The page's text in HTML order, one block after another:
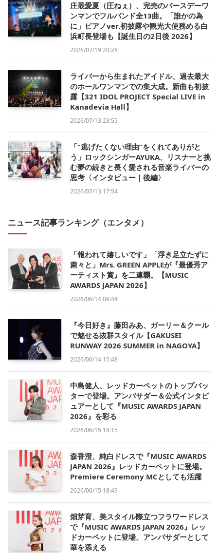
庄最愛夏（圧ねぇ）、完売のバースデーワ
ンマンでフルバンド全13曲。「誰かの為
に」ピアノver.初披露や観光大使務める白
浜町長登場も【誕生日の2日後 2026】
2026/07/19 20:28
ライバーから生まれたアイドル、過去最大
のホールワンマンでの集大成。新曲も初披
露【321 IDOL PROJECT Special LIVE in
Kanadevia Hall】
2026/07/13 23:55
「“逃げたくない理由”をくれてありがと
う」ロックシンガーAYUKA、リスナーと挑
む夢の続きと長く愛される音楽ライバーの
思考〈インタビュー｜後編〉
2026/07/13 17:54
ニュース記事ランキング（エンタメ）
「報われて嬉しいです」「浮き足立たずに
粛々と」Mrs. GREEN APPLEが『最優秀ア
ーティスト賞』を二連覇。【MUSIC
AWARDS JAPAN 2026】
2026/06/14 09:44
『今日好き』藤田みあ、ガーリー＆クール
で魅せる抜群スタイル【GAKUSEI
RUNWAY 2026 SUMMER in NAGOYA】
2026/06/14 15:48
中島健人、レッドカーペットのトップバッ
ターで登場。アンバサダー＆公式インタビ
ュアーとして『MUSIC AWARDS JAPAN
2026』を彩る
2026/06/15 18:15
森香澄、純白ドレスで『MUSIC AWARDS
JAPAN 2026』レッドカーペットに登場。
Premiere Ceremony MCとしても活躍
2026/06/15 18:49
畑芽育、美スタイル際立つフラワードレス
で『MUSIC AWARDS JAPAN 2026』レッ
ドカーペットに登場。アンバサダーとして
華を添える